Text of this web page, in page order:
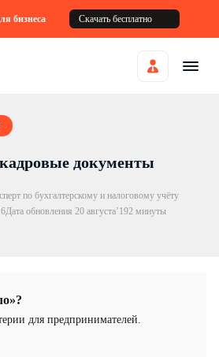
бизнеса Скачать бесплатно
документы
по бухгалтерскому и налоговому учёту
Дата обновления 20 августа’192 минуты
для предпринимателей.